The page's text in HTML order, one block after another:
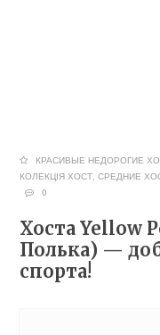
КРАСИВЫЕ НЕДОРОГИЕ
КОЛЕКЦІЯ ХОСТ,СРЕДНИЕ
0
Хоста Yellow
Полька) —
спорта!